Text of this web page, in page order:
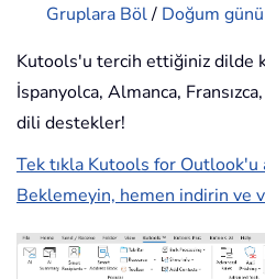
Gruplara Böl/ Doğum günü
Kutools'u tercih ettiğiniz dilde
İspanyolca, Almanca,
dili destekler!
Tek tıkla Kutools for Outlook'u
Beklemeyin, hemen indirin ve